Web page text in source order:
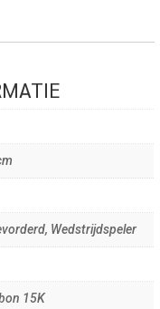
Wedstrijdspeler
15K